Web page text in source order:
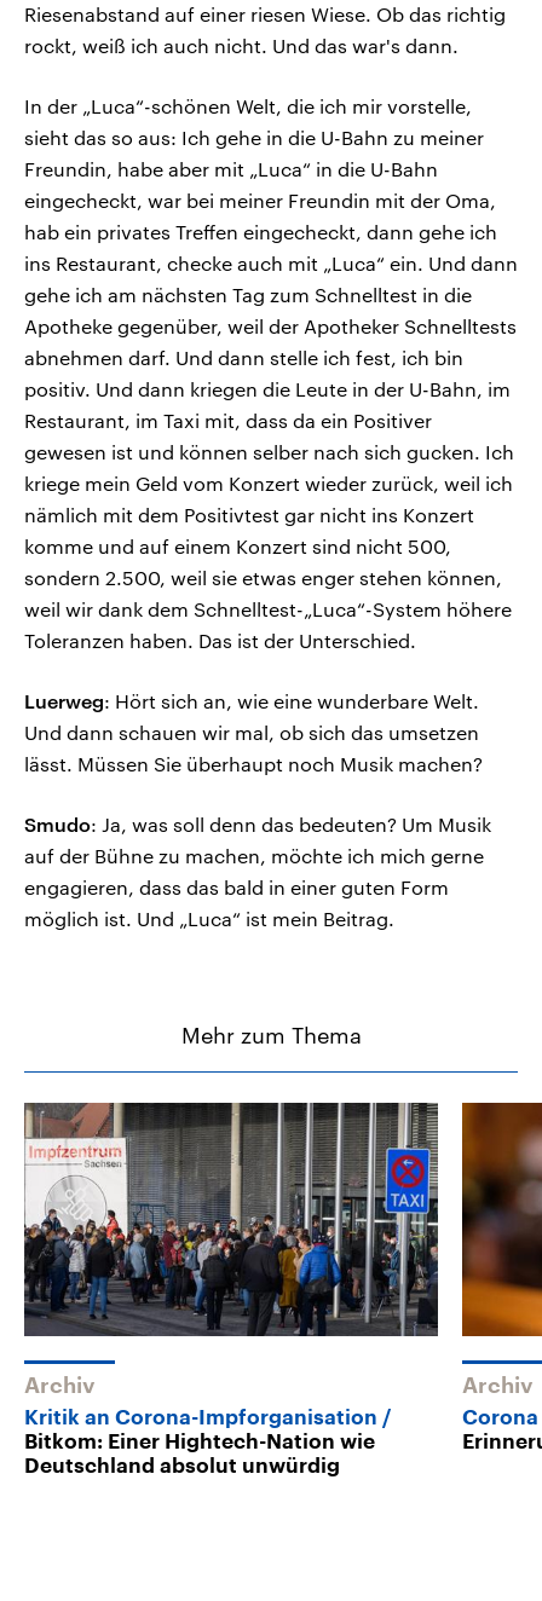
Riesenabstand auf einer riesen Wiese. Ob das richtig
rockt, weiß ich auch nicht. Und das war's dann.
In der „Luca“-schönen Welt, die ich mir vorstelle,
sieht das so aus: Ich gehe in die U-Bahn zu meiner
Freundin, habe aber mit „Luca“ in die U-Bahn
eingecheckt, war bei meiner Freundin mit der Oma,
hab ein privates Treffen eingecheckt, dann gehe ich
ins Restaurant, checke auch mit „Luca“ ein. Und dann
gehe ich am nächsten Tag zum Schnelltest in die
Apotheke gegenüber, weil der Apotheker Schnelltests
abnehmen darf. Und dann stelle ich fest, ich bin
positiv. Und dann kriegen die Leute in der U-Bahn, im
Restaurant, im Taxi mit, dass da ein Positiver
gewesen ist und können selber nach sich gucken. Ich
kriege mein Geld vom Konzert wieder zurück, weil ich
nämlich mit dem Positivtest gar nicht ins Konzert
komme und auf einem Konzert sind nicht 500,
sondern 2.500, weil sie etwas enger stehen können,
weil wir dank dem Schnelltest-„Luca“-System höhere
Toleranzen haben. Das ist der Unterschied.
Luerweg: Hört sich an, wie eine wunderbare Welt.
Und dann schauen wir mal, ob sich das umsetzen
lässt. Müssen Sie überhaupt noch Musik machen?
Smudo: Ja, was soll denn das bedeuten? Um Musik
auf der Bühne zu machen, möchte ich mich gerne
engagieren, dass das bald in einer guten Form
möglich ist. Und „Luca“ ist mein Beitrag.
Mehr zum Thema
Archiv
Kritik an Corona-Impforganisation
Bitkom: Einer Hightech-Nation wie
Deutschland absolut unwürdig
Archiv